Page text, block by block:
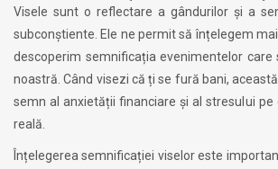
Visele sunt o reflectare a gândurilor și a
subconștiente. Ele ne permit să înțelegem
descoperim semnificația evenimentelor care
noastră. Când visezi că ți se fură bani,
semn al anxietății financiare și al stresului
reală.
Înțelegerea semnificației viselor este